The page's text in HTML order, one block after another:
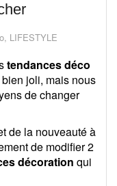
, LIFESTYLE
tendances déco
joli, mais nous
de changer
de la nouveauté à
de modifier 2
décoration qui